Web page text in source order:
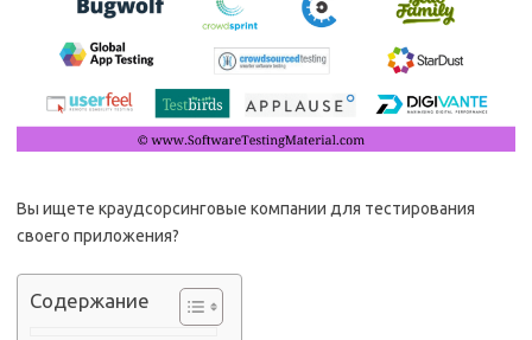
Вы ищете краудсорсинговые компании для тестирования
своего приложения?
Содержание